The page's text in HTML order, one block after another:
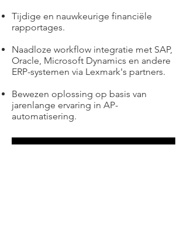
Tijdige en nauwkeurige financiële
rapportages.
Naadloze workflow integratie met SAP,
Oracle, Microsoft Dynamics en andere
ERP-systemen via Lexmark's partners.
Bewezen oplossing op basis van
jarenlange ervaring in AP-
automatisering.